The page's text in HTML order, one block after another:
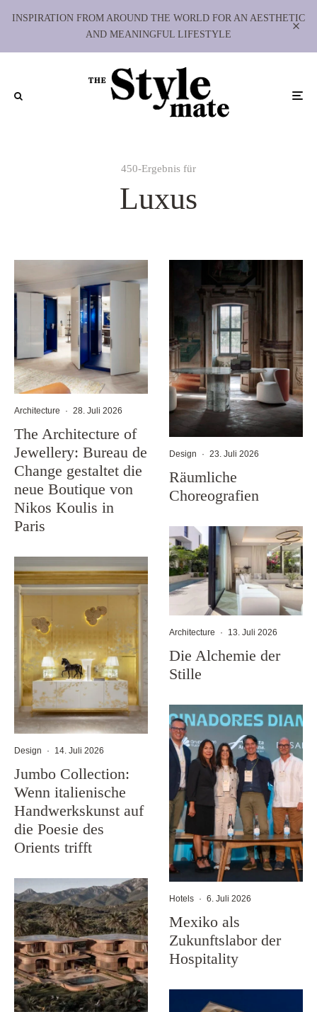
INSPIRATION FROM AROUND THE WORLD FOR AN AESTHETIC
AND MEANINGFUL LIFESTYLE
450-Ergebnis für
Luxus
Architecture · 28. Juli 2026
The Architecture of
Jewellery: Bureau de
Change gestaltet die
neue Boutique von
Nikos Koulis in
Paris
Design · 14. Juli 2026
Jumbo Collection:
Wenn italienische
Handwerkskunst auf
die Poesie des
Orients trifft
Design · 23. Juli 2026
Räumliche
Choreografien
Architecture · 13. Juli 2026
Die Alchemie der
Stille
Hotels · 6. Juli 2026
Mexiko als
Zukunftslabor der
Hospitality